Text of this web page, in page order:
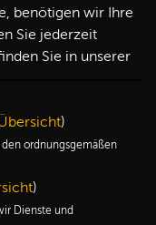
benötigen wir Ihre
Sie jederzeit
Sie in unserer
)
ordnungsgemäßen
)
Dienste und